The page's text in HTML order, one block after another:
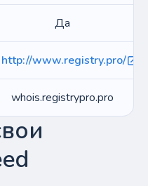
Да
http://www.registry.pro/
whois.registrypro.pro